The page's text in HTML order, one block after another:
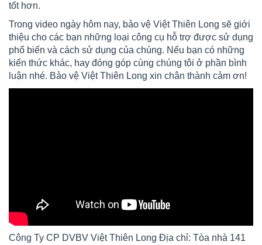
tốt hơn.
Trong video ngày hôm nay, bảo vệ Việt Thiên Long sẽ giới
thiệu cho các bạn những loại công cụ hỗ trợ được sử dụng
phổ biến và cách sử dụng của chúng. Nếu bạn có những
kiến thức khác, hay đóng góp cùng chúng tôi ở phần bình
luận nhé. Bảo vệ Việt Thiên Long xin chân thành cảm ơn!
Công Ty CP DVBV Việt Thiên Long Địa chỉ: Tòa nhà 141